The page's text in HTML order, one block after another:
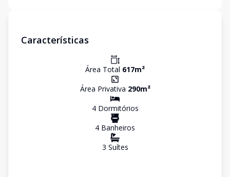
Características
Área Total 617m²
Área Privativa 290m²
4Dormitórios
4 Banheiros
3 Suítes